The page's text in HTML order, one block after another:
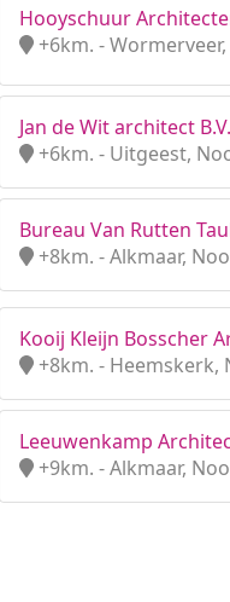
Hooyschuur
+6km. -
Jan de Wit architect B.V.
+6km. - Uitgeest,
Bureau Van Rutten
+8km. - Alkmaar,
Kooij Kleijn Bosscher
+8km. - Heemskerk,
Leeuwenkamp
+9km. - Alkmaar,